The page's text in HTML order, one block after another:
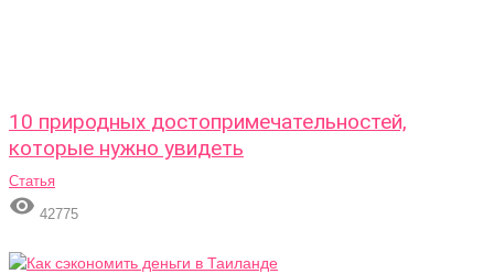
10 природных достопримечательностей,
которые нужно увидеть
Статья
 42775